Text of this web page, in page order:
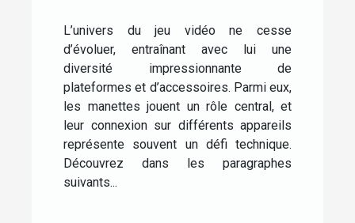
L’univers du jeu vidéo ne cesse
d’évoluer, entraînant avec lui une
diversité impressionnante de
plateformes et d’accessoires. Parmi eux,
les manettes jouent un rôle central, et
leur connexion sur différents appareils
représente souvent un défi technique.
Découvrez dans les paragraphes
suivants...